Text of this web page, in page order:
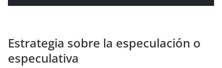
Estrategia sobre la especulación o
especulativa